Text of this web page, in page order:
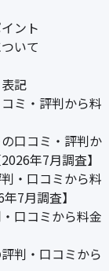
ント
いて
記
ミ・評判から料
口コミ・評判か
年7月調査】
・口コミから料
7月調査】
口コミから料金
判・口コミから